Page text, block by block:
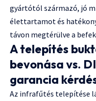
gyártótól származó, jó
élettartamot és
távon megtérülve a
A telepítés
bevonása vs.
garancia
Az infrafűtés telepítése